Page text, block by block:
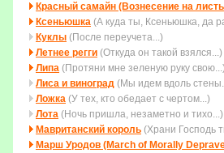
Красный самайн (Вознесение на
Ксеньюшка (А куда ты, Ксеньюшка, да
Куклы (После переучета...)
Летнее регги (Откуда он такой взялся...)
Липа (Протяни мне зеленую руку свою...)
Лиса и виноград (Мы идем вдоль
Ложка (У тех, кто обедает с чертом...)
Лота (Ночь пришла, незаметно и тихо...)
Мавританский король (Храни Господь
Марш Уродов (March of Morally